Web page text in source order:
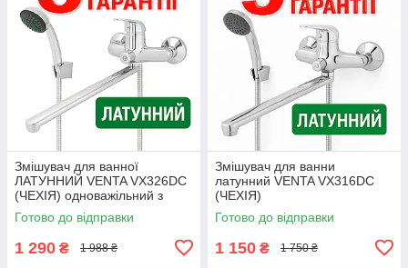
Змішувач для ванної
ЛАТУННИЙ VENTA VX326DC
(ЧЕХІЯ) одноважільний з
довгим поворотним виливом
носиком гусаком
Готово до відправки
1 290 ₴ 1 988 ₴
Змішувач для ванни
латунний VENTA VX316DC
(ЧЕХІЯ)
Готово до відправки
1 150 ₴ 1 750 ₴